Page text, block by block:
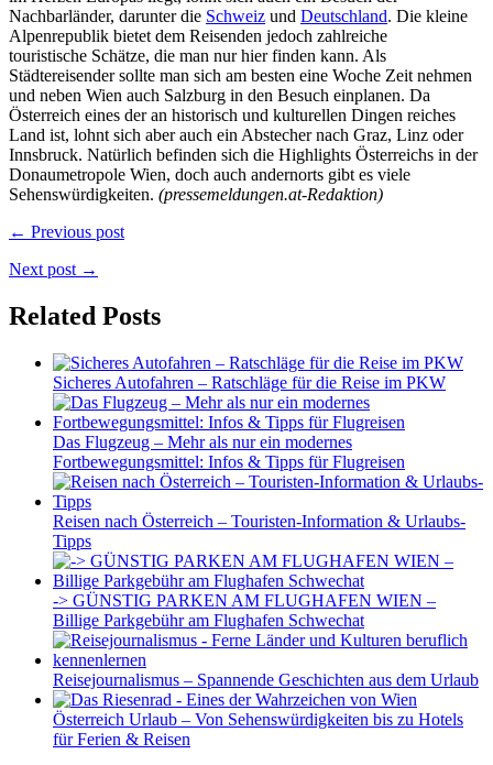
Nachbarländer, darunter die Schweiz und Deutschland. Die kleine
Alpenrepublik bietet dem Reisenden jedoch zahlreiche
touristische Schätze, die man nur hier finden kann. Als
Städtereisender sollte man sich am besten eine Woche Zeit nehmen
und neben Wien auch Salzburg in den Besuch einplanen. Da
Österreich eines der an historisch und kulturellen Dingen reiches
Land ist, lohnt sich aber auch ein Abstecher nach Graz, Linz oder
Innsbruck. Natürlich befinden sich die Highlights Österreichs in der
Donaumetropole Wien, doch auch andernorts gibt es viele
Sehenswürdigkeiten. (pressemeldungen.at-Redaktion)
← Previous post
Next post →
Related Posts
Sicheres Autofahren – Ratschläge für die Reise im PKW
Das Flugzeug – Mehr als nur ein modernes
Fortbewegungsmittel: Infos & Tipps für Flugreisen
Reisen nach Österreich – Touristen-Information & Urlaubs-
Tipps
-> GÜNSTIG PARKEN AM FLUGHAFEN WIEN –
Billige Parkgebühr am Flughafen Schwechat
Reisejournalismus – Spannende Geschichten aus dem Urlaub
Österreich Urlaub – Von Sehenswürdigkeiten bis zu Hotels
für Ferien & Reisen